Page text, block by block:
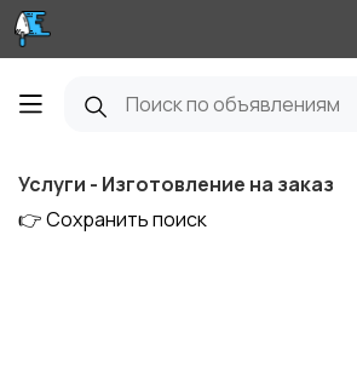
Услуги - Изготовление на заказ
👉 Сохранить поиск